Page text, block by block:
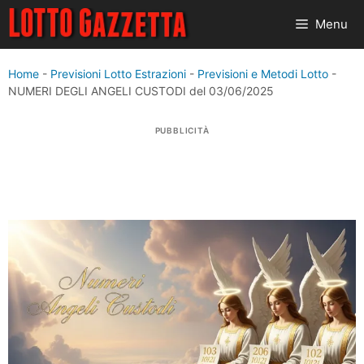
Vai
contenuto
Menu
Home - Previsioni Lotto Estrazioni - Previsioni e Metodi Lotto -
NUMERI DEGLI ANGELI CUSTODI del 03/06/2025
PUBBLICITÀ